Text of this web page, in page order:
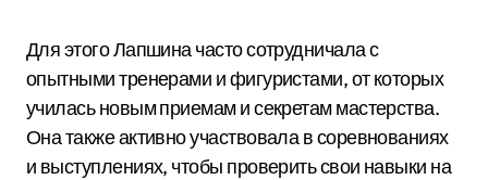
Для этого Лапшина часто сотрудничала с
опытными тренерами и фигуристами, от которых
училась новым приемам и секретам мастерства.
Она также активно участвовала в соревнованиях
и выступлениях, чтобы проверить свои навыки на